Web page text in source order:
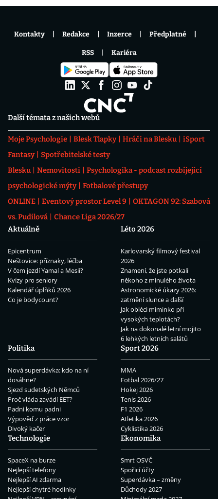
Další témata z našich webů
Moje Psychologie Blesk Tlapky Hráči na Blesku
iSport
Fantasy
Spotřebitelské testy
Blesku
Nemovitosti
Psychologika - podcast rozbíjející
psychologické mýty
Fotbalové přestupy
ONLINE
Eventový prostor Level 9
OKTAGON 92: Szabová
vs. Pudilová
Chance Liga 2026/27
Aktuálně
Epicentrum
Neštovice: příznaky, léčba
V čem jezdí Yamal a Mesii?
Kvízy pro seniory
Kalendář úplňků 2026
Co je bodycount?
Léto 2026
Karlovarský filmový festival
2026
Znamení, že jste potkali
někoho z minulého života
Astronomické úkazy 2026:
zatmění slunce a další
Jak obléci miminko při
vysokých teplotách?
Jak na dokonalé letní mojito
6 lehkých letních salátů
Politika
Nová superdávka: kdo na ní
dosáhne?
Sjezd sudetských Němců
Proč vláda zavádí EET?
Padni komu padni
Výpověď z práce vzor
Divoký kačer
Sport 2026
MMA
Fotbal 2026/27
Hokej 2026
Tenis 2026
F1 2026
Atletika 2026
Cyklistika 2026
Technologie
SpaceX na burze
Nejlepší telefony
Nejlepší AI zdarma
Nejlepší chytré hodinky
Ekonomika
Smrt OSVČ
Spořicí účty
Superdávka – změny
Důchody 2027
Kontakty Redakce Inzerce Předplatné
RSS Kariéra